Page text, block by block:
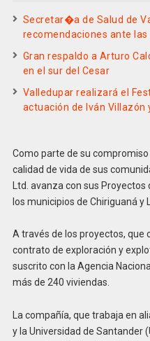
Secretar�a de Salud de
recomendaciones ante
Gran respaldo a Arturo
en el sur del Cesar
Valledupar realizará el
actuación de Iván Villazón
Como parte de su
calidad de vida de sus
Ltd. avanza con sus
los municipios de Chiriguaná y
A través de los proyectos, que
contrato de exploración y
suscrito con la Agencia
más de 240 viviendas.
La compañía, que trabaja en
y la Universidad de Santander